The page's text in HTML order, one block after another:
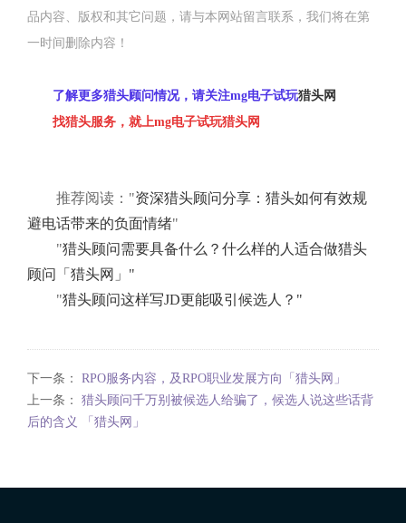
品内容、版权和其它问题，请与本网站留言联系，我们将在第
一时间删除内容！
了解更多猎头顾问情况，请关注mg电子试玩猎头网
找猎头服务，就上mg电子试玩猎头网
推荐阅读："资深猎头顾问分享：猎头如何有效规
避电话带来的负面情绪"
"猎头顾问需要具备什么？什么样的人适合做猎头
顾问「猎头网」"
"猎头顾问这样写JD更能吸引候选人？"
下一条： RPO服务内容，及RPO职业发展方向「猎头网」
上一条： 猎头顾问千万别被候选人给骗了，候选人说这些话背
后的含义 「猎头网」